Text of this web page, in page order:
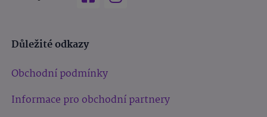
Důležité odkazy
Obchodní podmínky
Informace pro obchodní partnery